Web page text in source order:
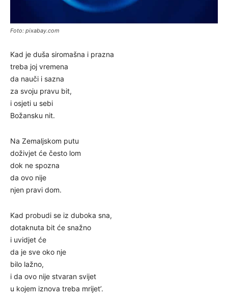
Foto: pixabay.com
Kad je duša siromašna i prazna
treba joj vremena
da nauči i sazna
za svoju pravu bit,
i osjeti u sebi
Božansku nit.
Na Zemaljskom putu
doživjet će često lom
dok ne spozna
da ovo nije
njen pravi dom.
Kad probudi se iz duboka sna,
dotaknuta bit će snažno
i uvidjet će
da je sve oko nje
bilo lažno,
i da ovo nije stvaran svijet
u kojem iznova treba mrijet’.